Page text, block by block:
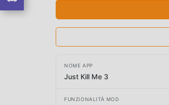
NOME APP
Just Kill Me 3
FUNZIONALITÀ MOD